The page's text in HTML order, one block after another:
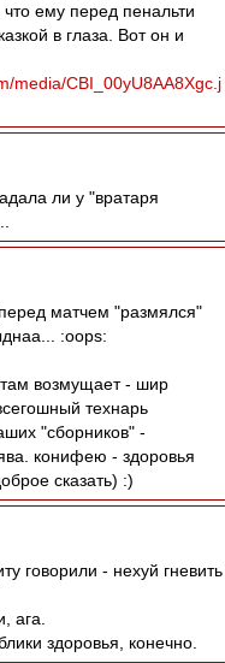
что ему перед пенальти
в глаза. Вот он и
media/CBI_00yU8AA8Xgc.j
ли у "вратаря
матчем "размялся"
:oops:
возмущает - шир
технарь
"сборников" -
конифею - здоровья
сказать) :)
говорили - нехуй гневить
ага.
здоровья, конечно.